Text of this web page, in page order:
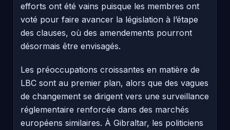
efforts ont été vains puisque les membres ont
voté pour faire avancer la législation à l’étape
des clauses, où des amendements pourront
désormais être envisagés.
Les préoccupations croissantes en matière de
LBC sont au premier plan, alors que des vagues
de changement se dirigent vers une surveillance
réglementaire renforcée dans des marchés
européens similaires. À Gibraltar, les politiciens